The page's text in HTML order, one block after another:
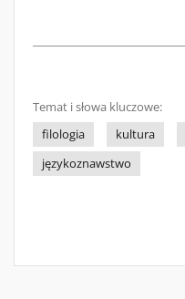
Temat i słowa kluczowe:
filologia
kultura
językoznawstwo